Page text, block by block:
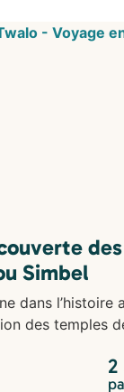
Simbel
dans
des temples
2